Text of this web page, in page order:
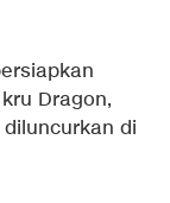
Dragon,
di